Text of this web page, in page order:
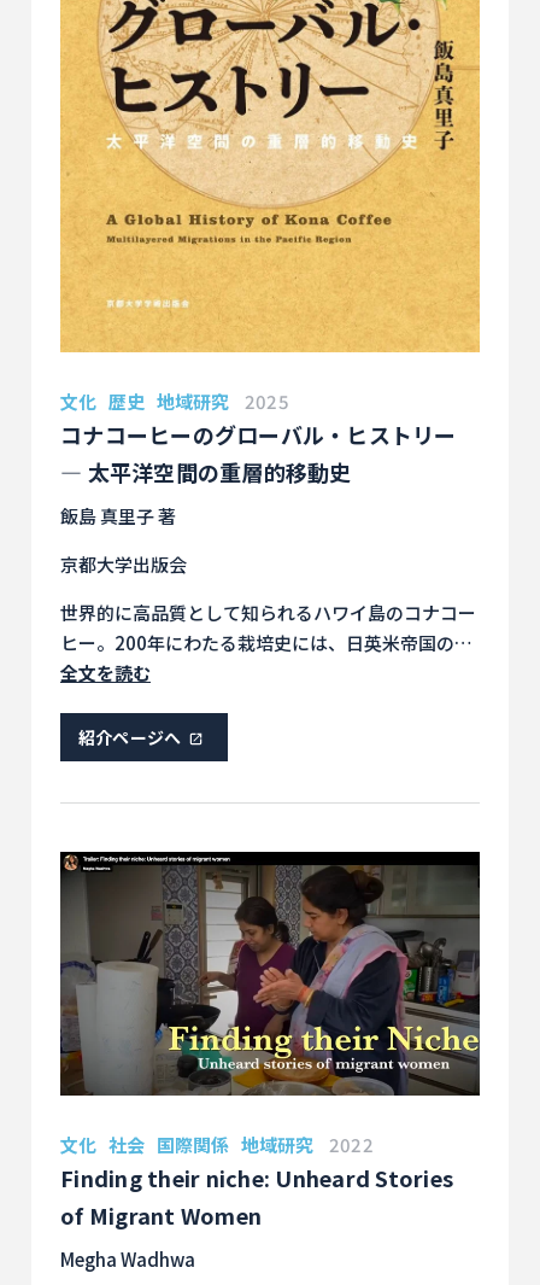
文化 歴史 地域研究 2025
コナコーヒーのグローバル・ヒストリー
― 太平洋空間の重層的移動史
飯島 真里子 著
京都大学出版会
世界的に高品質として知られるハワイ島のコナコー
ヒー。200年にわたる栽培史には、日英米帝国の植
民地的権力、アジア、ラテンアメリカからの労働移
ど、人・モノ・概念・技術のグローバルな〈移動〉
が絡み合う。「周縁」の太平洋の島を結節点として
全文を読む
紹介ページへ
文化 社会 国際関係 地域研究 2022
Finding their niche: Unheard Stories
of Migrant Women
Megha Wadhwa